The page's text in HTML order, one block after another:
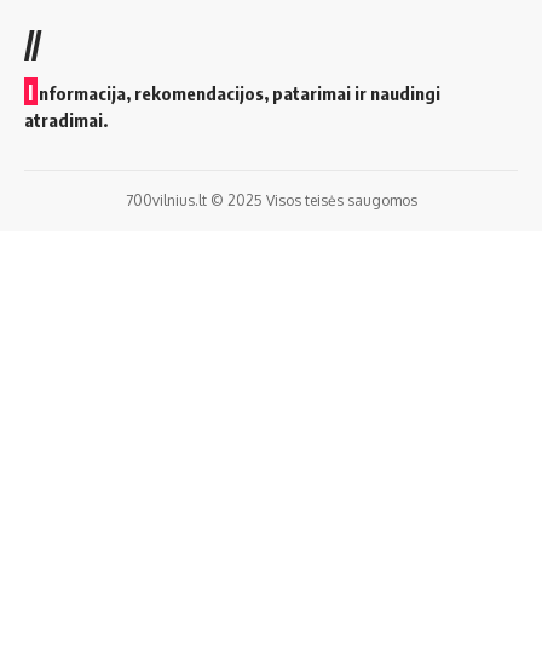
//
I nformacija, rekomendacijos, patarimai ir naudingi
atradimai.
700vilnius.lt © 2025 Visos teisės saugomos